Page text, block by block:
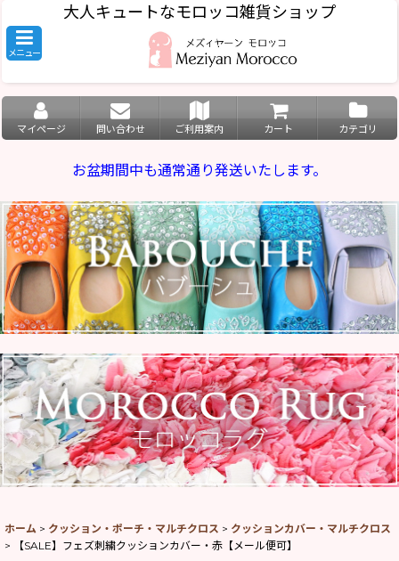
大人キュートなモロッコ雑貨ショップ
メニュー
マイページ 問い合わせ ご利用案内 カート カテゴリ
お盆期間中も通常通り発送いたします。
ホーム > クッション・ポーチ・マルチクロス > クッションカバー・マルチクロス
>
【SALE】フェズ刺繍クッションカバー・赤【メール便可】